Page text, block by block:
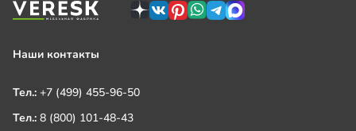
Наши контакты
Тел.: +7 (499) 455-96-50
Тел.: 8 (800) 101-48-43